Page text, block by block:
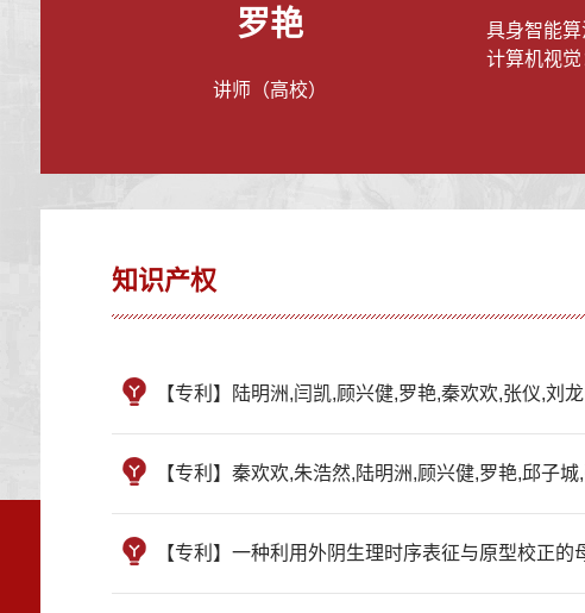
罗艳
讲师（高校）
具身智能算
计算机视
知识产权
【专利】陆明洲,闫凯,顾兴健,罗艳,秦欢欢,张仪,刘
【专利】秦欢欢,朱浩然,陆明洲,顾兴健,罗艳,邱子
【专利】一种利用外阴生理时序表征与原型校正的